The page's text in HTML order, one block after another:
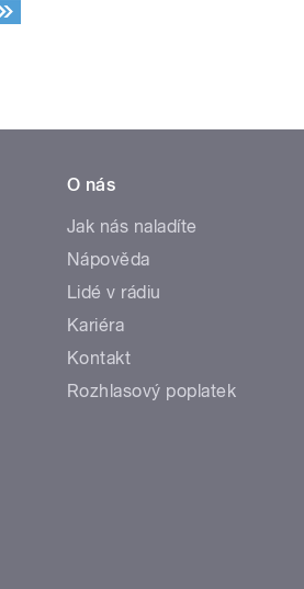
O nás
Jak nás naladíte
Nápověda
Lidé v rádiu
Kariéra
Kontakt
Rozhlasový poplatek